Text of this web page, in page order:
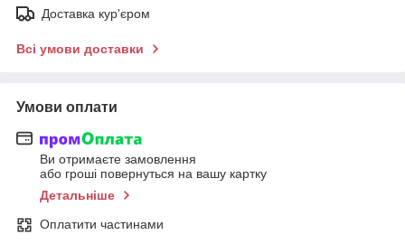
Доставка кур'єром
Всі умови доставки
Умови оплати
Ви отримаєте замовлення
або гроші повернуться на вашу картку
Детальніше
Оплатити частинами